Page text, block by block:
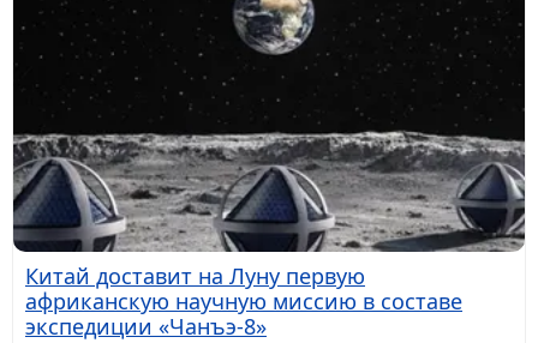
Китай доставит на Луну первую
африканскую научную миссию в составе
экспедиции «Чанъэ-8»